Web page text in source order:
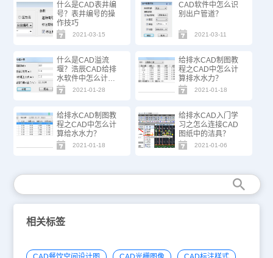
什么是CAD表井编
号？表井编号的操
作技巧
2021-03-15
CAD软件中怎么识
别出户管道？
2021-03-11
什么是CAD溢流
堰？浩辰CAD给排
水软件中怎么计算
溢流堰？2021-01-28
给排水CAD制图教
程之CAD中怎么计
算排水水力？
2021-01-18
给排水CAD制图教
程之CAD中怎么计
算给水水力？
2021-01-18
给排水CAD入门学
习之怎么连接CAD
图纸中的洁具？
2021-01-06
相关标签